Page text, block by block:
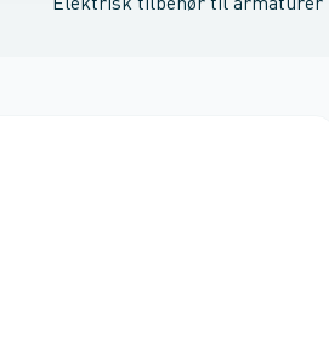
Elektrisk tilbehør til armaturer